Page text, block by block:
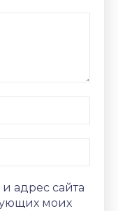
адрес сайта
моих